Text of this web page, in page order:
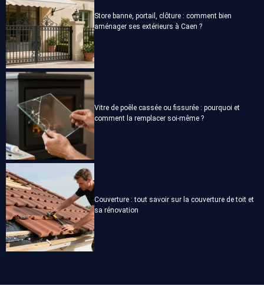
Store banne, portail, clôture : comment bien
aménager ses extérieurs à Caen ?
Vitre de poêle cassée ou fissurée : pourquoi et
comment la remplacer soi-même ?
Couverture : tout savoir sur la couverture de toit et
sa rénovation